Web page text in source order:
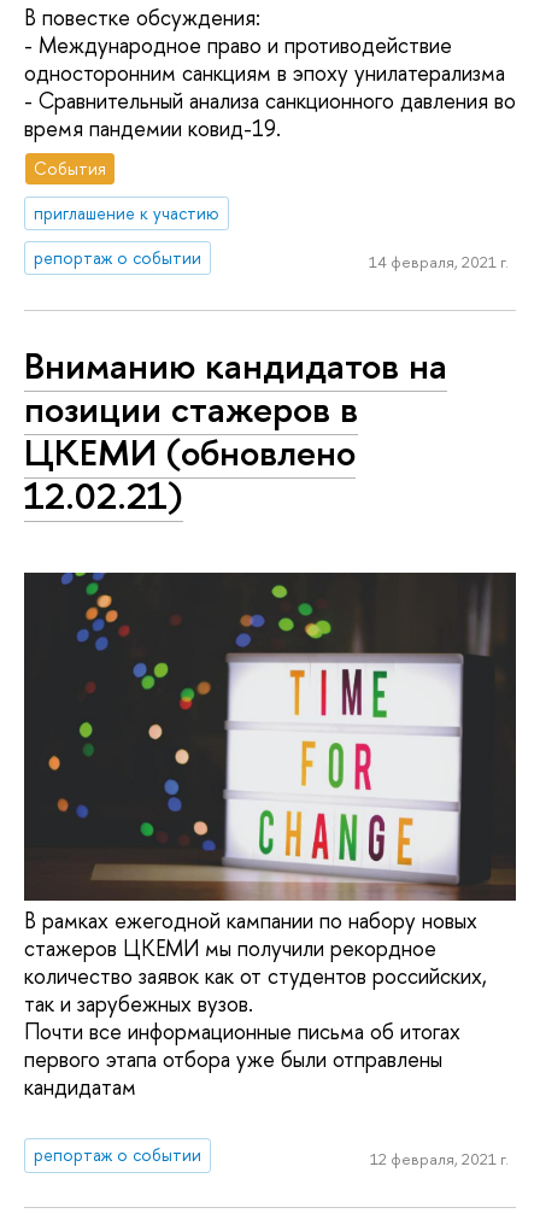
В повестке обсуждения:
- Международное право и противодействие
односторонним санкциям в эпоху унилатерализма
- Сравнительный анализа санкционного давления во
время пандемии ковид-19.
События
приглашение к участию
репортаж о событии
14 февраля, 2021 г.
Вниманию кандидатов на
позиции стажеров в
ЦКЕМИ (обновлено
12.02.21)
В рамках ежегодной кампании по набору новых
стажеров ЦКЕМИ мы получили рекордное
количество заявок как от студентов российских,
так и зарубежных вузов.
Почти все информационные письма об итогах
первого этапа отбора уже были отправлены
кандидатам
репортаж о событии 12 февраля, 2021 г.